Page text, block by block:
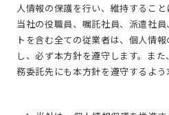
人情報の保護を行い、維持すること
当社の役職員、嘱託社員、派遣社
トを含む全ての従業者は、個人情
し、必ず本方針を遵守します。ま
務委託先にも本方針を遵守するよう